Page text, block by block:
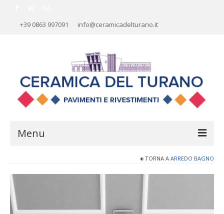
+39 0863 997091 info@ceramicadelturano.it
Menu
TORNA A ARREDO BAGNO